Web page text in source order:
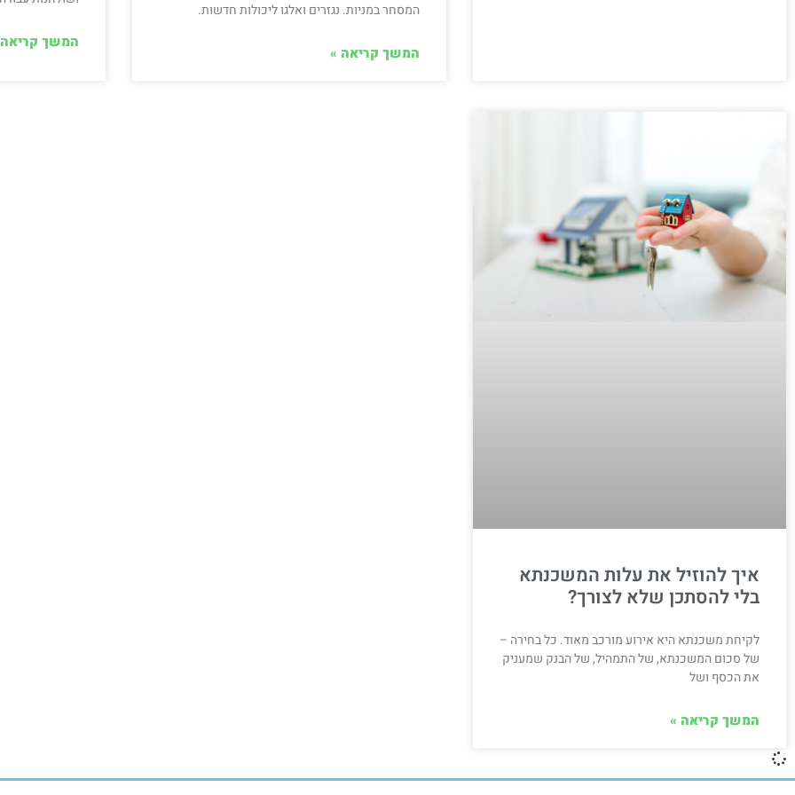
המסחר במניות. נגזרים ואלגו ליכולות חדשות.
המשך קריאה »
המשך
איך להוזיל את עלות המשכנתא
בלי להסתכן שלא לצורך?
לקיחת משכנתא היא אירוע מורכב מאוד. כל בחירה –
של סכום המשכנתא, של התמהיל, של הבנק שמעניק
את הכסף ושל
המשך קריאה »